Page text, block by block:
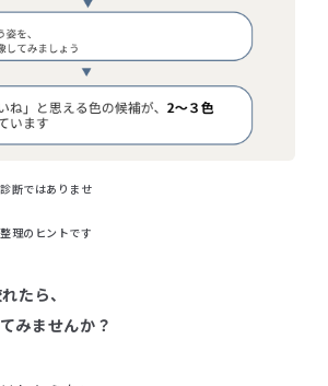
断ではありませ
理のヒントです
たら、
みませんか？